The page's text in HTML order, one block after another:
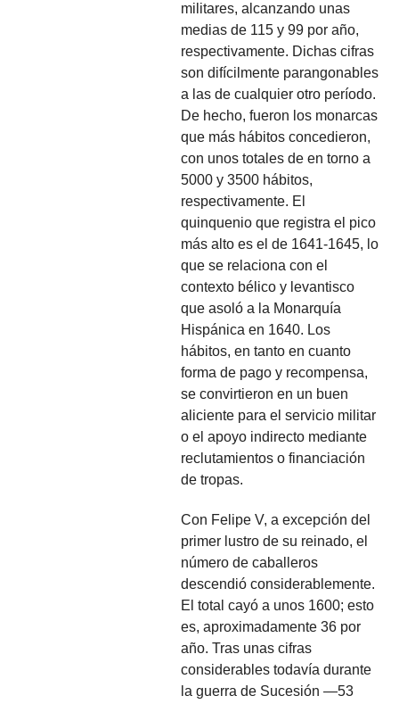
militares, alcanzando unas
medias de 115 y 99 por año,
respectivamente. Dichas cifras
son difícilmente parangonables
a las de cualquier otro período.
De hecho, fueron los monarcas
que más hábitos concedieron,
con unos totales de en torno a
5000 y 3500 hábitos,
respectivamente. El
quinquenio que registra el pico
más alto es el de 1641-1645, lo
que se relaciona con el
contexto bélico y levantisco
que asoló a la Monarquía
Hispánica en 1640. Los
hábitos, en tanto en cuanto
forma de pago y recompensa,
se convirtieron en un buen
aliciente para el servicio militar
o el apoyo indirecto mediante
reclutamientos o financiación
de tropas.
Con Felipe V, a excepción del
primer lustro de su reinado, el
número de caballeros
descendió considerablemente.
El total cayó a unos 1600; esto
es, aproximadamente 36 por
año. Tras unas cifras
considerables todavía durante
la guerra de Sucesión —53